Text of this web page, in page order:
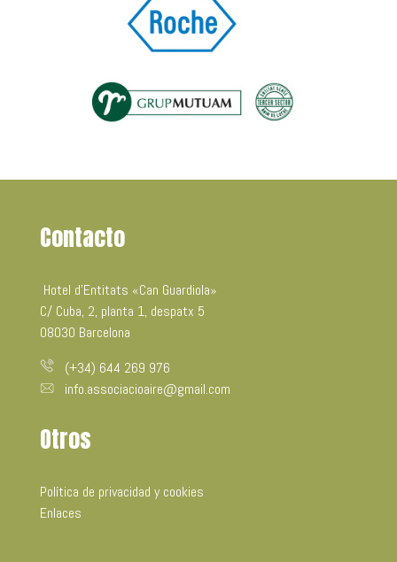
Contacto
Hotel d’Entitats «Can Guardiola»
C/ Cuba, 2, planta 1, despatx 5
08030 Barcelona
(+34) 644 269 976
info.associacioaire@gmail.com
Otros
Política de privacidad y cookies
Enlaces